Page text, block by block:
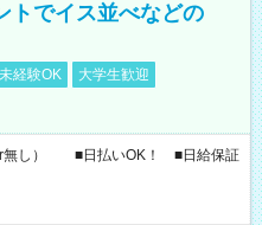
トでイス並べなどの
経験OK
大学生歓迎
無し） ■日払いOK！ ■日給保証